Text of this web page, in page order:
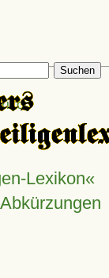
Suchen
Lexikon«
Abkürzungen